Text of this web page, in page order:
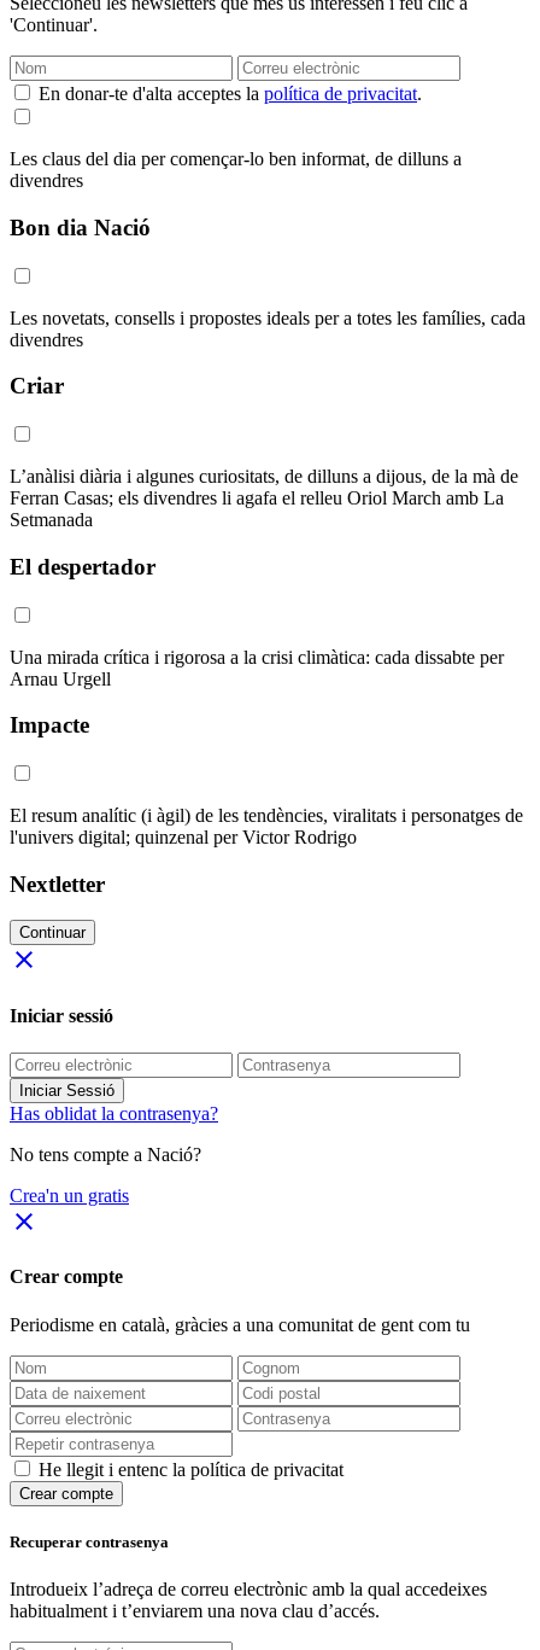
'Continuar'.
En donar-te d'alta acceptes la política de privacitat.
Les claus del dia per començar-lo ben informat, de dilluns a
divendres
Bon dia Nació
Les novetats, consells i propostes ideals per a totes les famílies, cada
divendres
Criar
L’anàlisi diària i algunes curiositats, de dilluns a dijous, de la mà de
Ferran Casas; els divendres li agafa el relleu Oriol March amb La
Setmanada
El despertador
Una mirada crítica i rigorosa a la crisi climàtica: cada dissabte per
Arnau Urgell
Impacte
El resum analític (i àgil) de les tendències, viralitats i personatges de
l'univers digital; quinzenal per Victor Rodrigo
Nextletter
Continuar
close
Iniciar sessió
Iniciar Sessió
Has oblidat la contrasenya?
No tens compte a Nació?
Crea'n un gratis
close
Crear compte
Periodisme en català, gràcies a una comunitat de gent com tu
He llegit i entenc la política de privacitat
Crear compte
Recuperar contrasenya
Introdueix l’adreça de correu electrònic amb la qual accedeixes
habitualment i t’enviarem una nova clau d’accés.